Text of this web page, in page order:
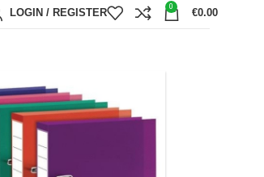
LOGIN / REGISTER
0
€0.00